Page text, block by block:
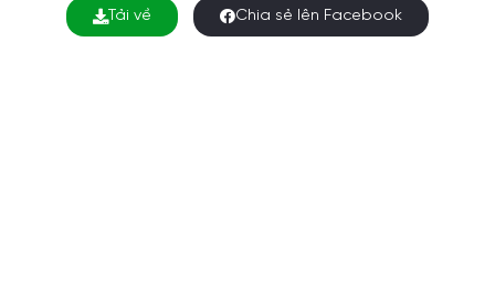
Tải về Chia sẻ lên Facebook